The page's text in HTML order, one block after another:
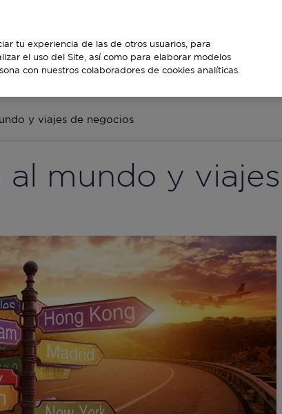
VIAJES
y viajes de negocios
al mundo y
tu experiencia de las de otros usuarios, para
el uso del Site, así como para elaborar modelos
con nuestros colaboradores de cookies analíticas.